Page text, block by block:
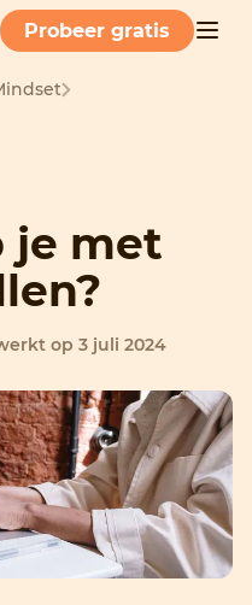
Probeer gratis
je met
op 3 juli 2024